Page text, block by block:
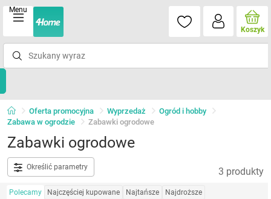
Menu
Koszyk
Oferta promocyjna Wyprzedaż
Ogród i hobby
Zabawa w ogrodzie
Zabawki ogrodowe
Zabawki ogrodowe
Określić parametry 3 produkty
Polecamy Najczęściej kupowane Najtańsze Najdroższe